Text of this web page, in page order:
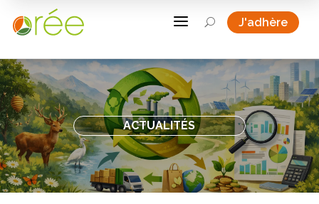
a U J'adhère
ACTUALITÉS